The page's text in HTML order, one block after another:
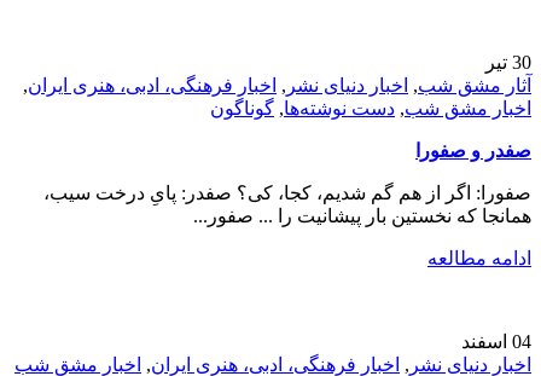
30 تیر
آثار مشق شب, اخبار دنیای نشر , اخبار فرهنگی، ادبی، هنری ایران,
اخبار مشق شب, دست نوشته‌ها, گوناگون
صفدر و صفورا
صفورا: اگر از هم گم شدیم، کجا، کی؟ صفدر: پایِ درخت سیب،
همانجا که نخستین بار پیشانیت را ... صفور...
ادامه مطالعه
04 اسفند
اخبار دنیای نشر , اخبار فرهنگی، ادبی، هنری ایران, اخبار مشق شب